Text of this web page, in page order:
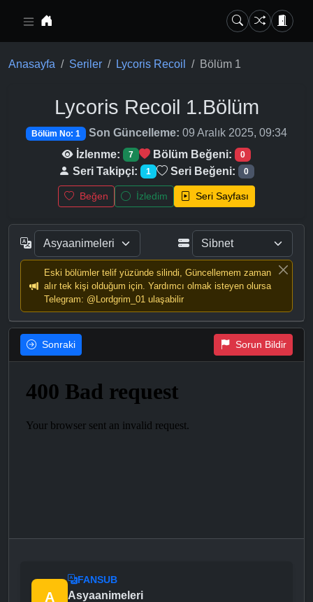
Anasayfa Seriler Lycoris Recoil Bölüm 1
Lycoris Recoil 1.Bölüm
Bölüm No: 1 Son Güncelleme: 09 Aralık 2025, 09:34
İzlenme:
7 Bölüm Beğeni: 0
Seri Takipçi: 1 Seri Beğeni: 0
Beğen İzledim Seri Sayfası
Eski bölümler telif yüzünde silindi, Güncellemem zaman
alır tek kişi olduğum için. Yardımcı olmak isteyen olursa
Telegram: @Lordgrim_01 ulaşabilir
Sonraki Sorun Bildir
A
FANSUB
Asyaanimeleri